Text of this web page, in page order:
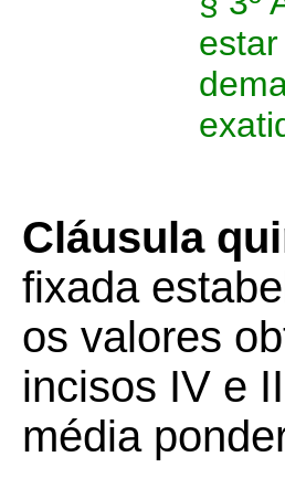
Cláusula
fixada
os valores
incisos IV e
média